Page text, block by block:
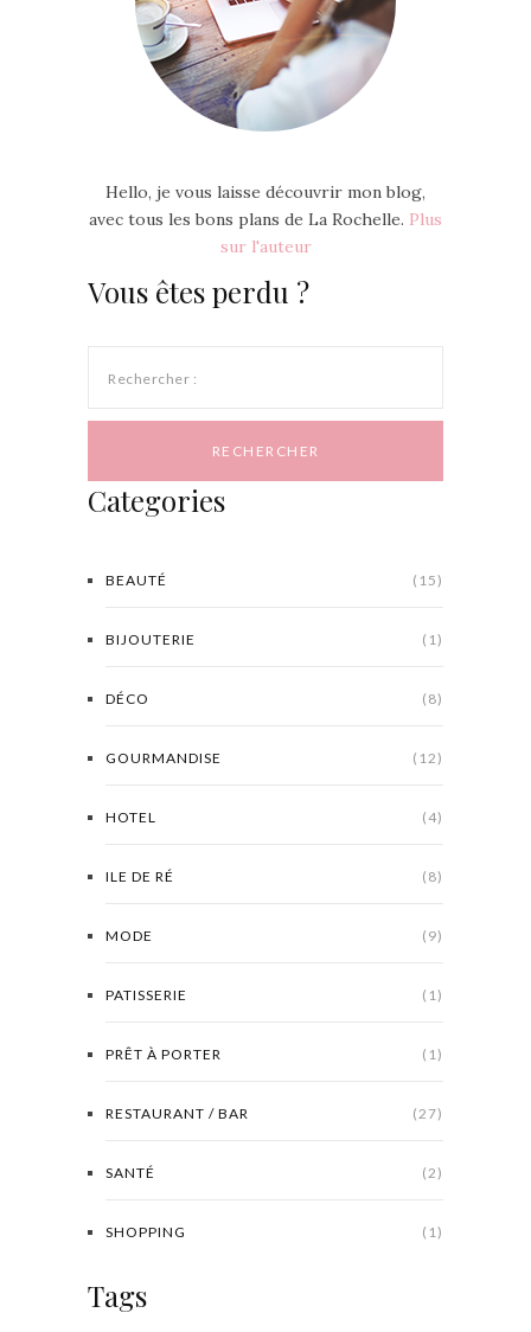
Hello, je vous laisse découvrir mon blog,
avec tous les bons plans de La Rochelle. Plus
sur l'auteur
Vous êtes perdu ?
Rechercher :
Categories
BEAUTÉ (15)
BIJOUTERIE (1)
DÉCO (8)
GOURMANDISE (12)
HOTEL (4)
ILE DE RÉ (8)
MODE (9)
PATISSERIE (1)
PRÊT À PORTER (1)
RESTAURANT / BAR (27)
SANTÉ (2)
SHOPPING (1)
Tags